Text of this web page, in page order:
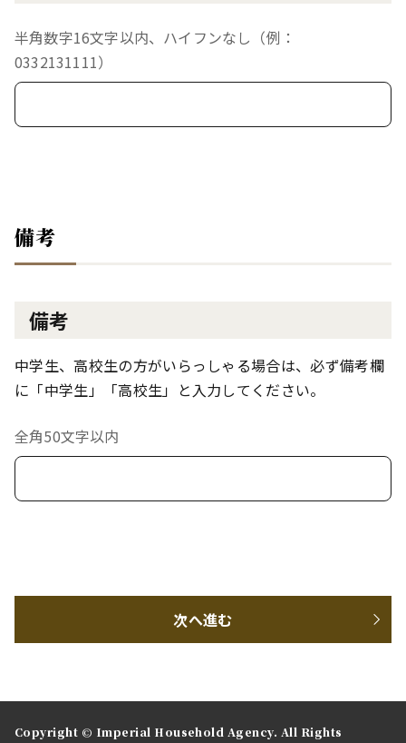
半角数字16文字以内、ハイフンなし（例：
0332131111）
備考
備考
中学生、高校生の方がいらっしゃる場合は、必ず備考欄
に「中学生」「高校生」と入力してください。
全角50文字以内
次へ進む
Copyright © Imperial Household Agency. All Rights